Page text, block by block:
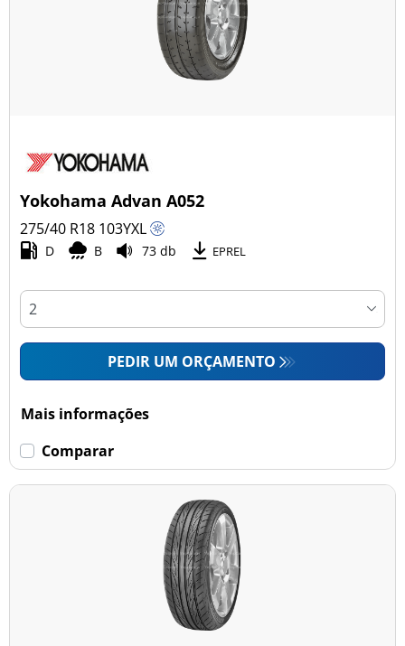
Yokohama Advan A052
275/40 R18 103YXL
D B 73 db EPREL
PEDIR UM ORÇAMENTO
Mais informações
Comparar